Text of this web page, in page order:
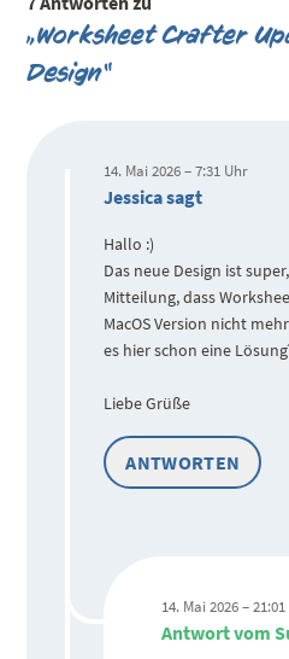
„Worksheet Crafter
Design“
14. Mai 2026 – 7:31 Uhr
Jessica sagt
Hallo :)
Das neue Design ist
Mitteilung, dass
MacOS Version nicht
es hier schon eine
Liebe Grüße
ANTWORTEN
14. Mai 2026 –
Antwort vom